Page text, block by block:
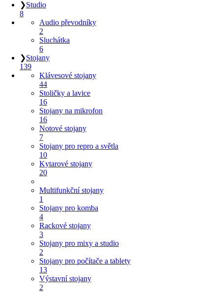
❯Studio
8
Audio převodníky
2
Sluchátka
6
❯Stojany
139
Klávesové stojany
44
Stoličky a lavice
16
Stojany na mikrofon
16
Notové stojany
7
Stojany pro repro a světla
10
Kytarové stojany
20
Multifunkční stojany
1
Stojany pro komba
4
Rackové stojany
3
Stojany pro mixy a studio
2
Stojany pro počítače a tablety
13
Výstavní stojany
2